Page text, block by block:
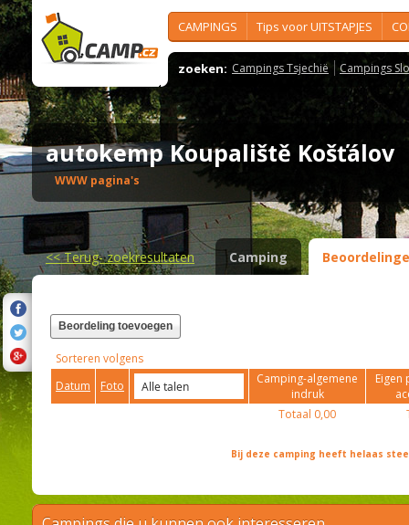
CAMPINGS Tips voor UITSTAPJES
zoeken: Campings Tsjechië Campings
autokemp Koupaliště Košťálov
WWW pagina's
<<Terug- zoekresultaten Camping
Beordeling toevoegen
Sorteren volgens
Datum
Foto
Camping-algemene
indruk
Eigen
Totaal 0,00
Bij deze camping heeft helaas